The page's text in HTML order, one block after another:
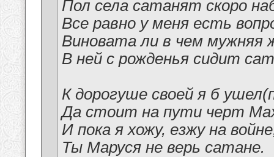
Пол села сатанят скоро
Все равно у меня есть
Виновата ли в чем мужняя
В ней с рожденья сидит
К дорогуше своей я б
Да стоит на пути черт
И пока я хожу, езжу на
Ты Маруся не верь сатане.